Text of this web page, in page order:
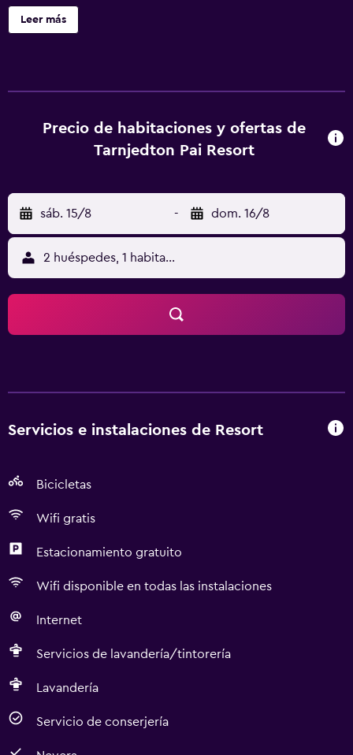
resort ofrece zona de juegos infantil. Wat Phra That Mae
Yen está a 6,6 km del alojamiento, y Cañón de Pai está a 12
Leer más
Precio de habitaciones y ofertas de
Tarnjedton Pai Resort
sáb. 15/8 - dom. 16/8
2 huéspedes, 1 habitación
Servicios e instalaciones de Resort
Bicicletas
Wifi gratis
Estacionamiento gratuito
Wifi disponible en todas las instalaciones
Internet
Servicios de lavandería/tintorería
Lavandería
Servicio de conserjería